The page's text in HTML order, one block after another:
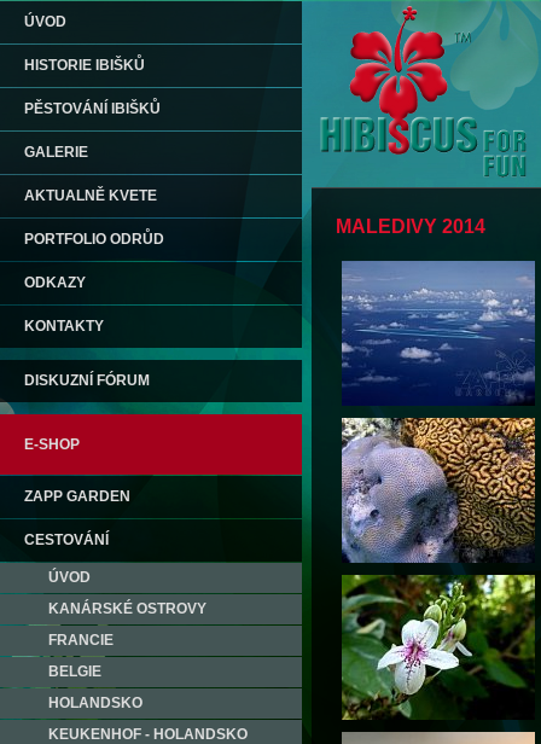
ÚVOD
HISTORIE IBIŠKŮ
PĚSTOVÁNÍ IBIŠKŮ
GALERIE
AKTUALNĚ KVETE
PORTFOLIO ODRŮD
ODKAZY
KONTAKTY
DISKUZNÍ FÓRUM
E-SHOP
ZAPP GARDEN
CESTOVÁNÍ
ÚVOD
KANÁRSKÉ OSTROVY
FRANCIE
BELGIE
HOLANDSKO
KEUKENHOF - HOLANDSKO
MALEDIVY 2014